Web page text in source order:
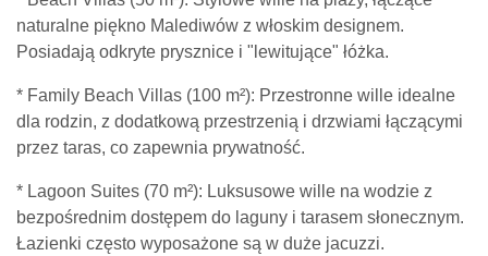
naturalne piękno Malediwów z włoskim designem.
Posiadają odkryte prysznice i "lewitujące" łóżka.
* Family Beach Villas (100 m²): Przestronne wille idealne
dla rodzin, z dodatkową przestrzenią i drzwiami łączącymi
przez taras, co zapewnia prywatność.
* Lagoon Suites (70 m²): Luksusowe wille na wodzie z
bezpośrednim dostępem do laguny i tarasem słonecznym.
Łazienki często wyposażone są w duże jacuzzi.